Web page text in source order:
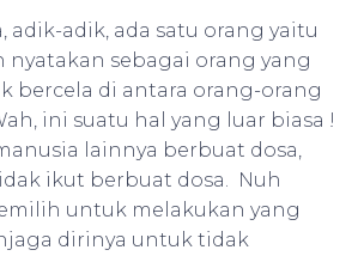
adik-adik, ada satu orang yaitu
nyatakan sebagai orang yang
bercela di antara orang-orang
ini suatu hal yang luar biasa !
lainnya berbuat dosa,
ikut berbuat dosa. Nuh
untuk melakukan yang
dirinya untuk tidak